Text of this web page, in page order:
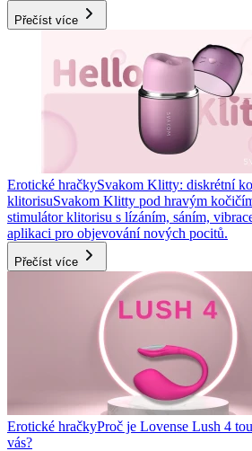
Přečíst více
Erotické hračkySvakom Klitty: diskrétní
klitorisuSvakom Klitty pod hravým
stimulátor klitorisu s lízáním, sáním,
aplikaci pro objevování nových pocitů.
Přečíst více
Erotické hračkyProč je Lovense Lush 4
vás?